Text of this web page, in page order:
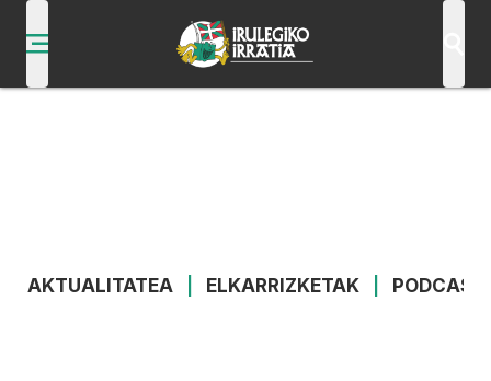
AKTUALITATEA ELKARRIZKETAK